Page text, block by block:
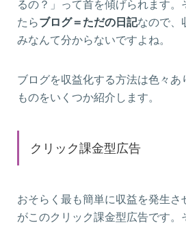
るの？」って首を傾げられます。
たらブログ＝ただの日記なので、
みなんて分からないですよね。
ブログを収益化する方法は色々あ
ものをいくつか紹介します。
クリック課金型広告
おそらく最も簡単に収益を発生さ
がこのクリック課金型広告です。